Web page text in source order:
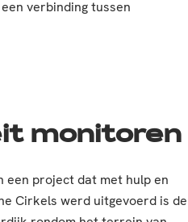
verbinding tussen
monitoren
een project dat met hulp en
Cirkels werd uitgevoerd is de